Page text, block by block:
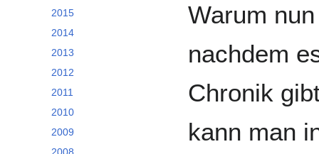
2015
2014
2013
2012
2011
2010
2009
Warum
nachdem
Chronik
kann man